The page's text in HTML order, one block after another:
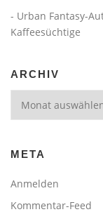
- Urban Fantasy-
Kaffeesüchtige
ARCHIV
META
Anmelden
Kommentar-Feed